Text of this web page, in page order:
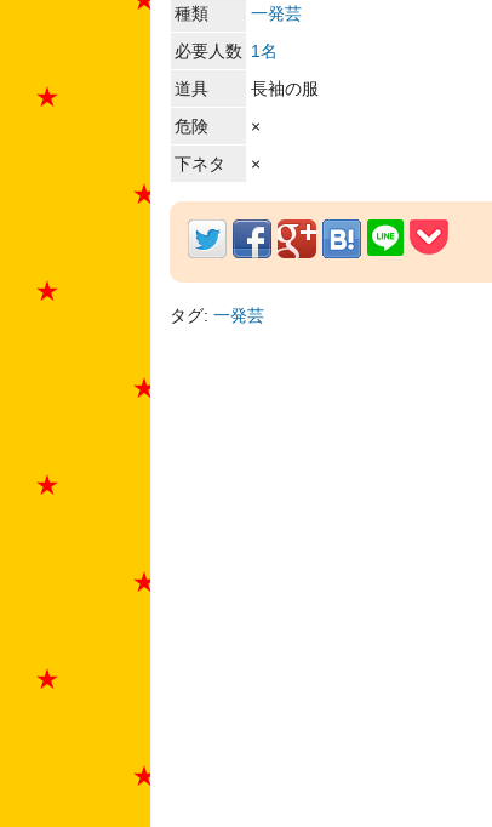
種類
一発芸
必要人数 1名
道具
長袖の服
危険
×
下ネタ
×
タグ: 一発芸